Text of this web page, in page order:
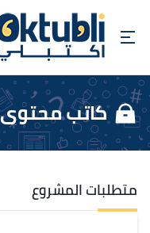
كاتب
متطلبات المشروع